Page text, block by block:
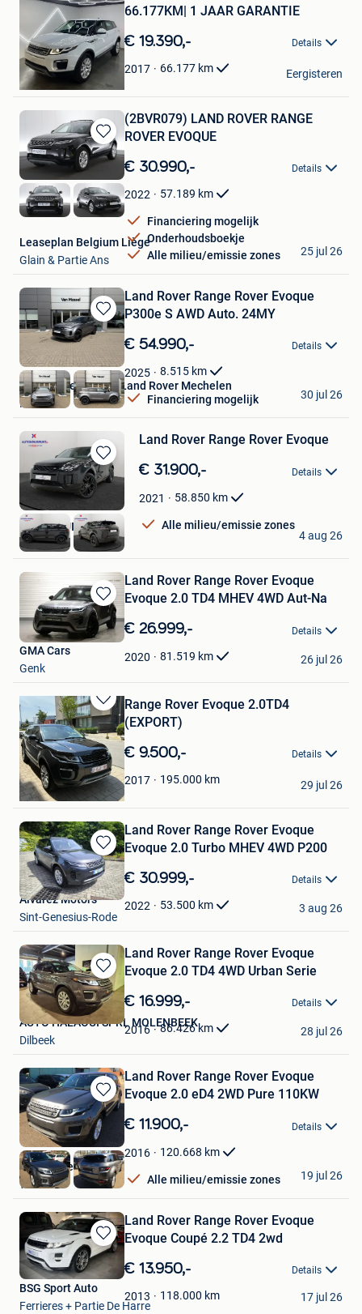
in
Mijn
Favorieten
66.177KM| 1 JAAR GARANTIE
€ 19.390,- Details
2017 66.177 km
DD Motors BV
Brugge
Eergisteren
Bewaren
in
Favorieten
(2BVR079) LAND ROVER RANGE
ROVER EVOQUE
€ 30.990,- Details
2022 57.189 km
Financiering mogelijk
Onderhoudsboekje
Alle milieu/emissie zones
Leaseplan Belgium Liège
Glain & Partie Ans
25 jul 26
Bewaren
in
Favorieten
Land Rover Range Rover Evoque
P300e S AWD Auto. 24MY
€ 54.990,- Details
2025 8.515 km
Financiering mogelijk
Van Mossel Jaguar Land Rover Mechelen
Mechelen
30 jul 26
Bewaren
in
Mijn
Favorieten
Land Rover Range Rover Evoque
€ 31.900,- Details
2021 58.850 km
Alle milieu/emissie zones
AUTOKRUISPUNT
Tielt
4 aug 26
Bewaren
in
Mijn
Favorieten
Land Rover Range Rover Evoque
Evoque 2.0 TD4 MHEV 4WD Aut-Na
€ 26.999,- Details
2020 81.519 km
GMA Cars
Genk
26 jul 26
Bewaren
in
Mijn
Favorieten
Range Rover Evoque 2.0TD4
(EXPORT)
€ 9.500,- Details
2017 195.000 km
elan
Wilrijk
29 jul 26
Bewaren
in
Mijn
Favorieten
Land Rover Range Rover Evoque
Evoque 2.0 Turbo MHEV 4WD P200
€ 30.999,- Details
2022 53.500 km
Alvarez Motors
Sint-Genesius-Rode
3 aug 26
Bewaren
in
Mijn
Favorieten
Land Rover Range Rover Evoque
Evoque 2.0 TD4 4WD Urban Serie
€ 16.999,- Details
2016 86.426 km
AUTO HALAOUI SPRL MOLENBEEK
Dilbeek
28 jul 26
Bewaren
in
Mijn
Favorieten
Land Rover Range Rover Evoque
Evoque 2.0 eD4 2WD Pure 110KW
€ 11.900,- Details
2016 120.668 km
Alle milieu/emissie zones
Garage Peter Melis
Westerlo
19 jul 26
Bewaren
in
Mijn
Favorieten
Land Rover Range Rover Evoque
Evoque Coupé 2.2 TD4 2wd
€ 13.950,- Details
2013 118.000 km
BSG Sport Auto
Ferrieres + Partie De Harre
17 jul 26